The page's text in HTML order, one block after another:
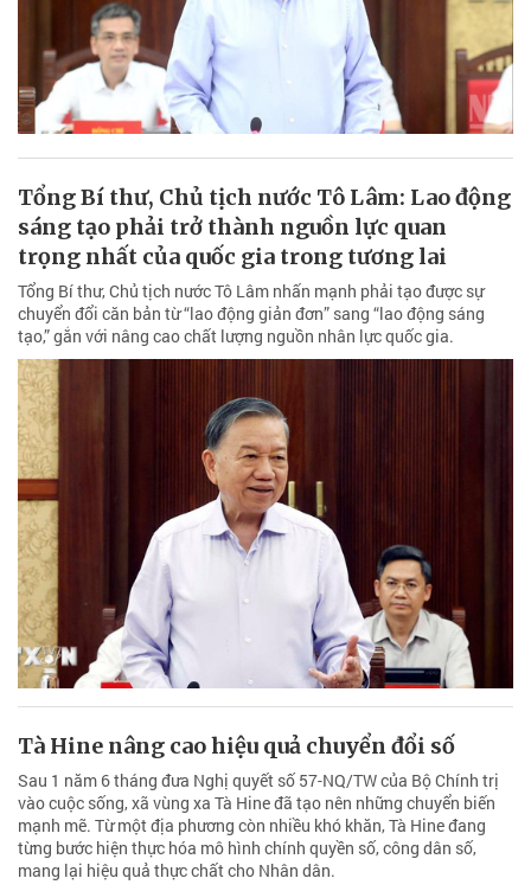
Tổng Bí thư, Chủ tịch nước Tô Lâm: Lao động
sáng tạo phải trở thành nguồn lực quan
trọng nhất của quốc gia trong tương lai
Tổng Bí thư, Chủ tịch nước Tô Lâm nhấn mạnh phải tạo được sự
chuyển đổi căn bản từ “lao động giản đơn” sang “lao động sáng
tạo,” gắn với nâng cao chất lượng nguồn nhân lực quốc gia.
Tà Hine nâng cao hiệu quả chuyển đổi số
Sau 1 năm 6 tháng đưa Nghị quyết số 57-NQ/TW của Bộ Chính trị
vào cuộc sống, xã vùng xa Tà Hine đã tạo nên những chuyển biến
mạnh mẽ. Từ một địa phương còn nhiều khó khăn, Tà Hine đang
từng bước hiện thực hóa mô hình chính quyền số, công dân số,
mang lại hiệu quả thực chất cho Nhân dân.